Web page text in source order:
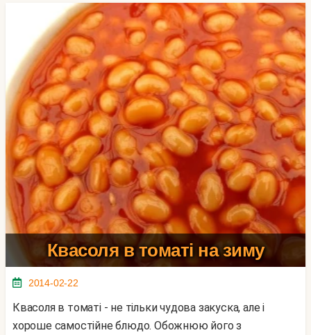
Квасоля в томаті на зиму
2014-02-22
Квасоля в томаті - не тільки чудова закуска, але і
хороше самостійне блюдо. Обожнюю його з